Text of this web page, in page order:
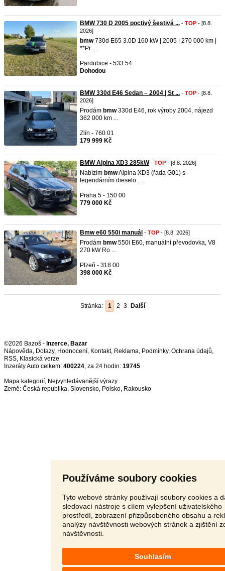
Používáme soubory cookies
Tyto webové stránky používají soubory cookies a
sledovací nástroje s cílem vylepšení uživatelského
prostředí, zobrazení přizpůsobeného obsahu a
analýzy návštěvnosti webových stránek a zjištění
návštěvnosti.
Souhlasím
BMW 730 D 2005 poctivý šestivá ... - TOP - [8.8.
2026]
bmw730d E65 3.0D 160 kW | 2005 | 270 000 km |
**Pr ...
Pardubice - 533 54
Dohodou
BMW 330d E46 Sedan – 2004 | St ... - TOP - [8.8.
2026]
Prodám bmw330d E46, rok výroby 2004, nájezd
362 000 km ...
Zlín - 760 01
179 999 Kč
BMW Alpina XD3 285kW- TOP - [8.8. 2026]
Nabízím bmwAlpina XD3 (řada G01) s
legendárním dieselo ...
Praha 5 - 150 00
779 000 Kč
Bmw e60 550i manuál - TOP - [8.8. 2026]
Prodám bmw550i E60, manuální převodovka, V8
270 kW Ro ...
Plzeň - 318 00
398 000 Kč
Stránka: 1 2 3 Další
©2026 Bazoš - Inzerce, Bazar
Nápověda, Dotazy, Hodnocení, Kontakt, Reklama, Podmínky, Ochrana údajů,
RSS,
Inzeráty Auto celkem: 400224, za 24 hodin: 19745
Mapa kategorií, Nejvyhledávanější výrazy
Země: Česká republika, Slovensko, Polsko, Rakousko